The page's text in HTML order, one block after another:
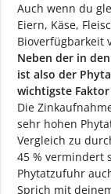
Auch wenn du
Eiern, Käse,
Bioverfügbarkeit
Neben der in
ist also der
wichtigste
Die
sehr hohen
Vergleich zu
45 % vermindert
Phytatzufuhr
Sprich mit